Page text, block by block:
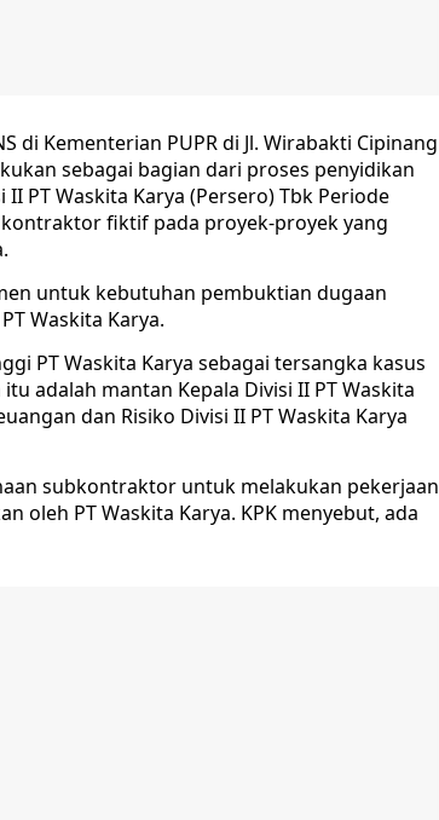
di Kementerian PUPR di Jl. Wirabakti Cipinang
sebagai bagian dari proses penyidikan
PT Waskita Karya (Persero) Tbk Periode
kontraktor fiktif pada proyek-proyek yang
untuk kebutuhan pembuktian dugaan
Waskita Karya.
PT Waskita Karya sebagai tersangka kasus
adalah mantan Kepala Divisi II PT Waskita
dan Risiko Divisi II PT Waskita Karya
subkontraktor untuk melakukan pekerjaan
oleh PT Waskita Karya. KPK menyebut, ada